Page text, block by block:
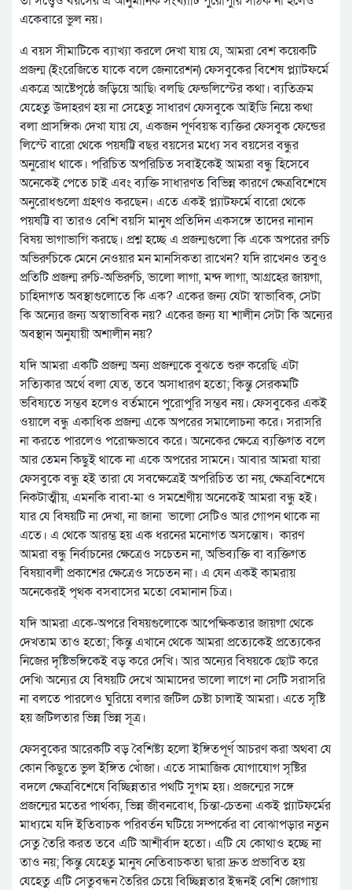
একেবারে ভুল নয়।
এ বয়স সীমাটিকে ব্যাখ্যা করলে দেখা যায় যে, আমরা বেশ কয়েকটি
প্রজন্ম (ইংরেজিতে যাকে বলে জেনারেশন) ফেসবুকের বিশেষ প্ল্যাটফর্মে
একত্রে আষ্টেপৃষ্ঠে জড়িয়ে আছি৷ বলছি ফেন্ডলিস্টের কথা। ব্যতিক্রম
যেহেতু উদাহরণ হয় না সেহেতু সাধারণ ফেসবুকে আইডি নিয়ে কথা
বলা প্রাসঙ্গিক৷ দেখা যায় যে, একজন পূর্ণবয়স্ক ব্যক্তির ফেসবুক ফেন্ডের
লিস্টে বারো থেকে পয়ষট্টি বছর বয়সের মধ্যে সব বয়সের বন্ধুর
অনুরোধ থাকে। পরিচিত অপরিচিত সবাইকেই আমরা বন্ধু হিসেবে
অনেকেই পেতে চাই এবং ব্যক্তি সাধারণত বিভিন্ন কারণে ক্ষেত্রবিশেষে
অনুরোধগুলো গ্রহণও করছেন। এতে একই প্ল্যাটফর্মে বারো থেকে
পয়ষট্টি বা তারও বেশি বয়সি মানুষ প্রতিদিন একসঙ্গে তাদের নানান
বিষয় ভাগাভাগি করছে। প্রশ্ন হচ্ছে এ প্রজন্মগুলো কি একে অপরের রুচি
অভিরুচিকে মেনে নেওয়ার মন মানসিকতা রাখেন? যদি রাখেনও তবুও
প্রতিটি প্রজন্ম রুচি-অভিরুচি, ভালো লাগা, মন্দ লাগা, আগ্রহের জায়গা,
চাহিদাগত অবস্থাগুলোতে কি এক? একের জন্য যেটা স্বাভাবিক, সেটা
কি অন্যের জন্য অস্বাভাবিক নয়? একের জন্য যা শালীন সেটা কি অন্যের
অবস্থান অনুযায়ী অশালীন নয়?
যদি আমরা একটি প্রজন্ম অন্য প্রজন্মকে বুঝতে শুরু করেছি এটা
সত্যিকার অর্থে বলা যেত, তবে অসাধারণ হতো; কিন্তু সেরকমটি
ভবিষ্যতে সম্ভব হলেও বর্তমানে পুরোপুরি সম্ভব নয়। ফেসবুকের একই
ওয়ালে বন্ধু একাধিক প্রজন্ম একে অপরের সমালোচনা করে। সরাসরি
না করতে পারলেও পরোক্ষভাবে করে। অনেকের ক্ষেত্রে ব্যক্তিগত বলে
আর তেমন কিছুই থাকে না একে অপরের সামনে। আবার আমরা যারা
ফেসবুকে বন্ধু হই তারা যে সবক্ষেত্রেই অপরিচিত তা নয়, ক্ষেত্রবিশেষে
নিকটাত্মীয়, এমনকি বাবা-মা ও সমশ্রেণীয় অনেকেই আমরা বন্ধু হই।
যার যে বিষয়টি না দেখা, না জানা ভালো সেটিও আর গোপন থাকে না
এতে। এ থেকে আরম্ভ হয় এক ধরনের মনোগত অসন্তোষ। কারণ
আমরা বন্ধু নির্বাচনের ক্ষেত্রেও সচেতন না, অভিব্যক্তি বা ব্যক্তিগত
বিষয়াবলী প্রকাশের ক্ষেত্রেও সচেতন না। এ যেন একই কামরায়
অনেকেরই পৃথক বসবাসের মতো বেমানান চিত্র।
যদি আমরা একে-অপরে বিষয়গুলোকে আপেক্ষিকতার জায়গা থেকে
দেখতাম তাও হতো; কিন্তু এখানে থেকে আমরা প্রত্যেকেই প্রত্যেকের
নিজের দৃষ্টিভঙ্গিকেই বড় করে দেখি। আর অন্যের বিষয়কে ছোট করে
দেখি৷ অন্যের যে বিষয়টি দেখে আমাদের ভালো লাগে না সেটি সরাসরি
না বলতে পারলেও ঘুরিয়ে বলার জটিল চেষ্টা চালাই আমরা। এতে সৃষ্টি
হয় জটিলতার ভিন্ন ভিন্ন সূত্র।
ফেসবুকের আরেকটি বড় বৈশিষ্ট্য হলো ইঙ্গিতপূর্ণ আচরণ করা অথবা যে
কোন কিছুতে ভুল ইঙ্গিত খোঁজা। এতে সামাজিক যোগাযোগ সৃষ্টির
বদলে ক্ষেত্রবিশেষে বিচ্ছিন্নতার পথটি সুগম হয়। প্রজন্মের সঙ্গে
প্রজন্মের মতের পার্থক্য, ভিন্ন জীবনবোধ, চিন্তা-চেতনা একই প্ল্যাটফর্মের
মাধ্যমে যদি ইতিবাচক পরিবর্তন ঘটিয়ে সম্পর্কের বা বোঝাপড়ার নতুন
সেতু তৈরি করত তবে এটি আশীর্বাদ হতো। এটি যে কোথাও হচ্ছে না
তাও নয়; কিন্তু যেহেতু মানুষ নেতিবাচকতা দ্বারা দ্রুত প্রভাবিত হয়
যেহেতু এটি সেতুবন্ধন তৈরির চেয়ে বিচ্ছিন্নতার ইন্ধনই বেশি জোগায়